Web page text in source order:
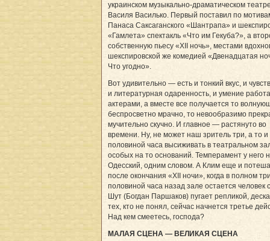
украинском музыкально-драматическом
Василя Василько. Первый поставил по
Панаса Саксаганского «Шантрапа» и
«Гамлета» спектакль «Что им Гекуба?», а
собственную пьесу «ХII ночь», местами
шекспировской же комедией «Двенадцатая
Что угодно».
Вот удивительно — есть и тонкий вкус, и
и литературная одаренность, и умение
актерами, а вместе все получается то
беспросветно мрачно, то невообразимо
мучительно скучно. И главное — растянуто во
времени. Ну, не может наш зритель три, а то и
половиной часа высиживать в театральном
особых на то оснований. Темперамент у него
Одесский, одним словом. А Клим еще и
после окончания «ХII ночи», когда в полном
половиной часа назад зале остается человек
Шут (Богдан Паршаков) пугает репликой,
тех, кто не понял, сейчас начнется третье
Над кем смеетесь, господа?
МАЛАЯ СЦЕНА — ВЕЛИКАЯ СЦЕНА